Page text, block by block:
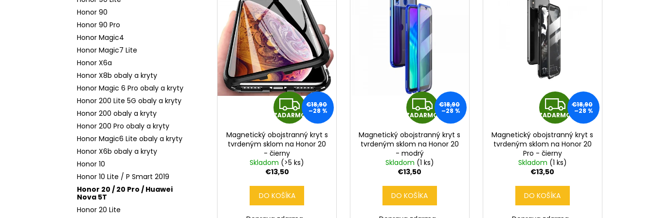
Honor 90
Honor 90 Pro
Honor Magic4
Honor Magic7 Lite
Honor X6a
Honor X8b obaly a kryty
Honor Magic 6 Pro obaly a kryty
Honor 200 Lite 5G obaly a kryty
Honor 200 obaly a kryty
Honor 200 Pro obaly a kryty
Honor Magic6 Lite obaly a kryty
Honor X6b obaly a kryty
Honor 10
Honor 10 Lite / P Smart 2019
Honor 20 / 20 Pro / Huawei
Nova 5T
Honor 20 Lite
d
u
k
t
o
v
o
d
u
k
o
Z
A
D
A
R
M
ZADARMO
€18,90
–28 %
Magnetický obojstranný kryt s
tvrdeným sklom na Honor 20
- čierny
Skladom (>5 ks)
€13,50
DO KOŠÍKA
Z
A
D
A
R
M
ZADARMO
€18,90
–28 %
Magnetický obojstranný kryt s
tvrdeným sklom na Honor 20
- modrý
Skladom (1 ks)
€13,50
DO KOŠÍKA
Z
A
D
A
R
M
ZADARMO
€18,90
–28 %
Magnetický obojstranný kryt s
tvrdeným sklom na Honor 20
Pro - čierny
Skladom (1 ks)
€13,50
DO KOŠÍKA